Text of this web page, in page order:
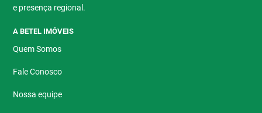
e presença regional.
A BETEL IMÓVEIS
Quem Somos
Fale Conosco
Nossa equipe